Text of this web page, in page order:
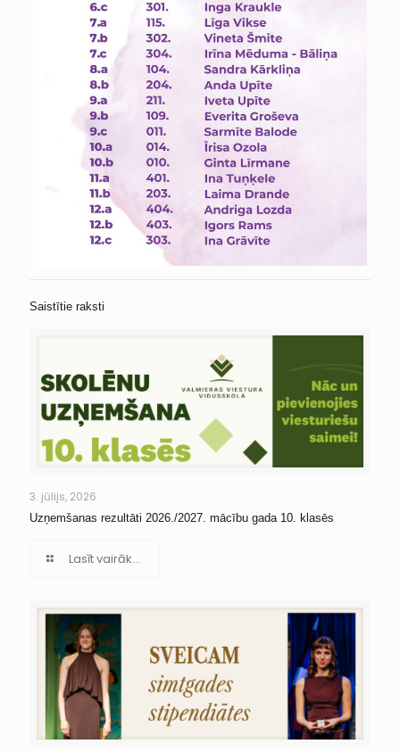
Saistītie raksti
3. jūlijs, 2026
Uzņemšanas rezultāti 2026./2027. mācību gada 10. klasēs
Lasīt vairāk...